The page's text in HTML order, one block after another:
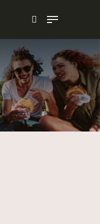
search
Menu